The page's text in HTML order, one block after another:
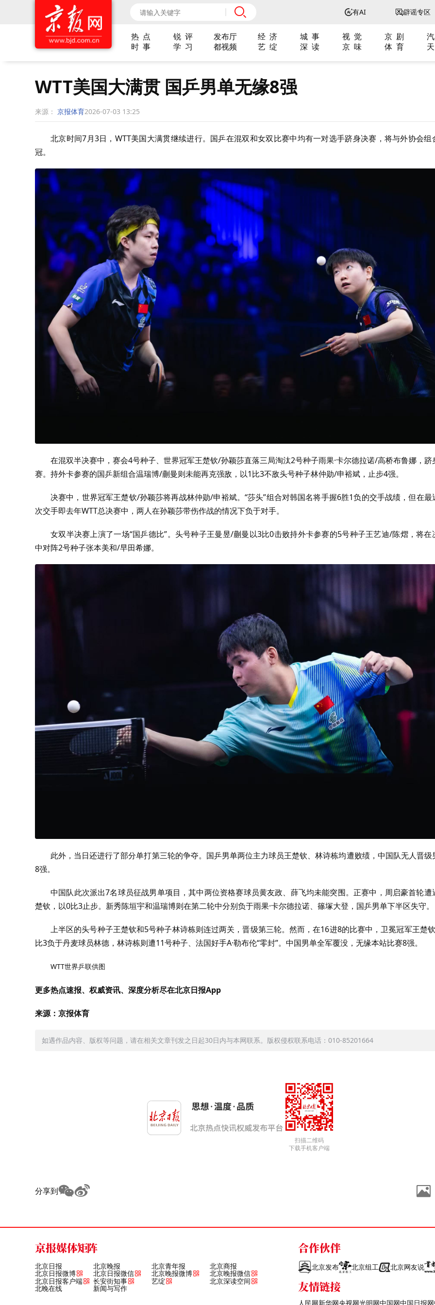
有AI 辟谣专区
热 点 锐 评 发布厅 经 济 城 事 视 觉 京 剧
时 事
学 习 都视频 艺 绽 深 读 京 味 体 育
WTT美国大满贯 国乒男单无缘8强
来源： 京报体育2026-07-03 13:25
北京时间7月3日， WTT美国大满贯继续进行。国乒在混双和女双比赛中均有一对选手跻身决赛，将与外协会组
冠。
在混双半决赛中，赛会4号种子、世界冠军王楚钦/孙颖莎直落三局淘汰2号种子雨果·卡尔德拉诺/高桥布鲁娜，跻
赛。持外卡参赛的国乒新组合温瑞博/蒯曼则未能再克强敌，以1比3不敌头号种子林仲勋/申裕斌，止步4强。
决赛中， 世界冠军王楚钦/孙颖莎将再战林仲勋/申裕斌。“莎头”组合对韩国名将手握6胜1负的交手战绩，但在最
次交手即去年WTT总决赛中，两人在孙颖莎带伤作战的情况下负于对手。
女双半决赛上演了一场“国乒德比”。头号种子王曼昱/蒯曼以3比0击败持外卡参赛的5号种子王艺迪/陈熠，将在
中对阵2号种子张本美和/早田希娜。
此外，当日还进行了部分单打第三轮的争夺。国乒男单两位主力球员王楚钦、林诗栋均遭败绩，中国队无人晋级
8强。
中国队此次派出7名球员征战男单项目，其中两位资格赛球员黄友政、薛飞均未能突围。正赛中，周启豪首轮遭
楚钦，以0比3止步。新秀陈垣宇和温瑞博则在第二轮中分别负于雨果·卡尔德拉诺、篠塚大登，国乒男单下半区失守。
上半区的头号种子王楚钦和5号种子林诗栋则连过两关，晋级第三轮。然而，在16进8的比赛中，卫冕冠军王楚
比3负于丹麦球员林德，林诗栋则遭11号种子、法国好手A·勒布伦“零封”。中国男单全军覆没，无缘本站比赛8强。
WTT世界乒联供图
更多热点速报、权威资讯、深度分析尽在北京日报App
来源：京报体育
如遇作品内容、版权等问题，请在相关文章刊发之日起30日内与本网联系。版权侵权联系电话：010-85201664
扫描二维码
下载手机客户端
分享到
京报媒体矩阵
北京日报 北京晚报 北京青年报 北京商报
北京日报微博 北京日报微信 北京晚报微博
北京晚报微信
北京日报客户端
长安街知事 艺绽 北京深读空间
北晚在线 新闻与写作
合作伙伴
北京发布 北京组工 北京网友说
友情链接
人民网新华网央视网光明网中国网中国日报网